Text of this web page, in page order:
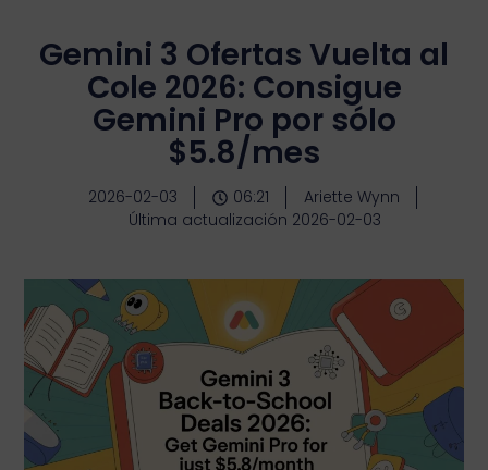
Gemini 3 Ofertas Vuelta al
Cole 2026: Consigue
Gemini Pro por sólo
$5.8/mes
2026-02-03 06:21
Ariette Wynn
Última actualización 2026-02-03